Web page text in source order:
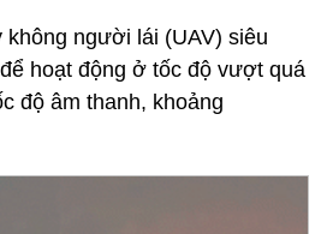
không người lái (UAV) siêu
hoạt động ở tốc độ vượt quá
độ âm thanh, khoảng